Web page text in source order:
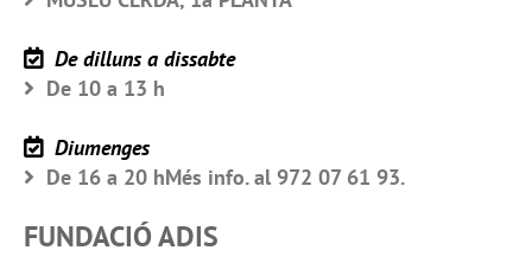
De dilluns a dissabte
De 10 a 13 h
Diumenges
De 16 a 20 hMés info. al 972 07 61 93.
FUNDACIÓ ADIS